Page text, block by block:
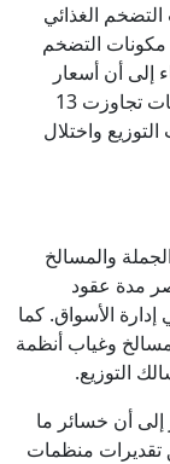
الغذائي
مكونات التضخم
إلى أن أسعار
المواد الغذائية سجلت في بعض الفترات ارتفاعات تجاوزت 13
واختلال
والمسالخ
مدة عقود
الأسواق. كما
وغياب أنظمة
التوزيع.
إلى أن خسائر ما
تقديرات منظمات